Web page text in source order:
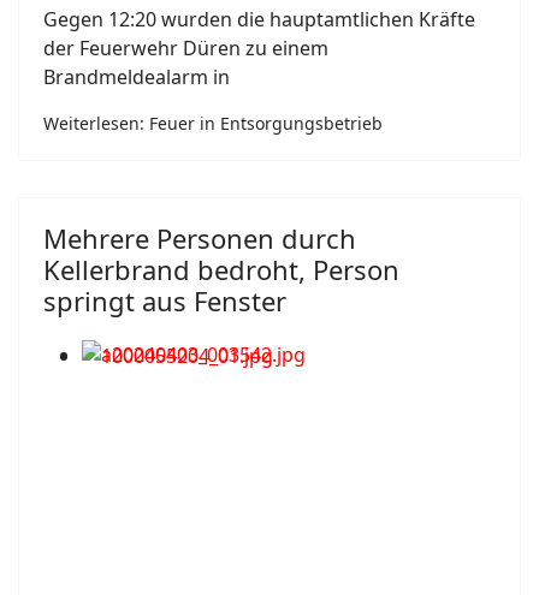
Gegen 12:20 wurden die hauptamtlichen Kräfte
der Feuerwehr Düren zu einem
Brandmeldealarm in
Weiterlesen: Feuer in Entsorgungsbetrieb
Mehrere Personen durch
Kellerbrand bedroht, Person
springt aus Fenster